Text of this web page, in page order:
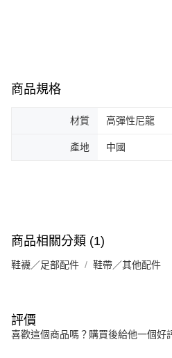
商品規格
材質 高彈性尼龍
產地 中國
商品相關分類 (1)
鞋襪／足部配件 鞋帶／其他配件
評價
喜歡這個商品嗎？購買後給他一個好